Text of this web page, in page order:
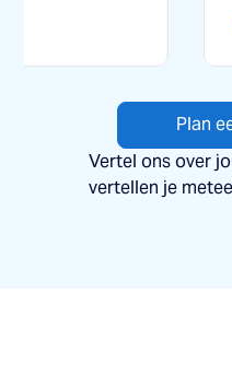
Plan
Vertel ons over
vertellen je